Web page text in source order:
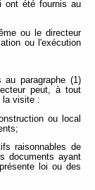
ont été fournis au
ou le directeur
ou l'exécution
paragraphe (1)
peut, à tout
la visite :
ou local
raisonnables de
documents ayant
loi ou des